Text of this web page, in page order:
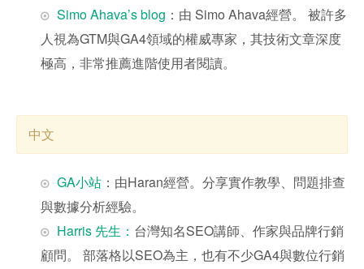
Simo Ahava’s blog ：由 Simo Ahava經營。 被許多
人視為GTM與GA4領域的權威專家，其技術文章深度
極高，非常推薦進階使用者閱讀。
中文
GA小站 ：由Haran經營。分享實作教學、問題排查
與數據分析經驗。
Harris 先生： 台灣知名SEO講師、作家與品牌行銷
顧問。 部落格以SEO為主，也有不少GA4與數位行銷